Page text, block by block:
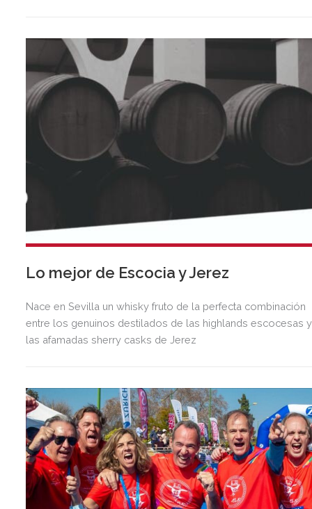
Lo mejor de Escocia y Jerez
Nace en Sevilla un whisky fruto de la perfecta combinación
entre los genuinos destilados de las highlands escocesas y
las afamadas sherry casks de Jerez